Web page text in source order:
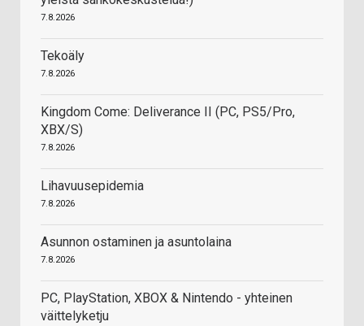
7.8.2026
Tekoäly
7.8.2026
Kingdom Come: Deliverance II (PC, PS5/Pro,
XBX/S)
7.8.2026
Lihavuusepidemia
7.8.2026
Asunnon ostaminen ja asuntolaina
7.8.2026
PC, PlayStation, XBOX & Nintendo - yhteinen
väittelyketju